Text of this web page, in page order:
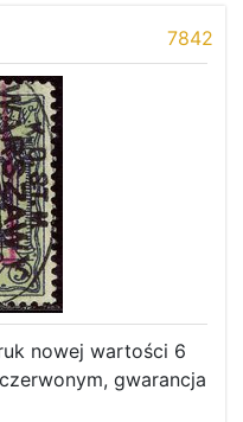
7842
nowej wartości 6
gwarancja